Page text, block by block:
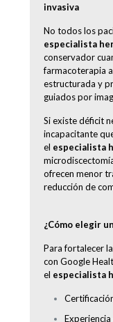
invasiva
No todos los
especialista
conservador
farmacoterapia
estructurada y
guiados por
Si existe déficit
incapacitante
el especialista
ofrecen menor
reducción de
¿Cómo elegir
Para fortalecer
con Google
el especialista